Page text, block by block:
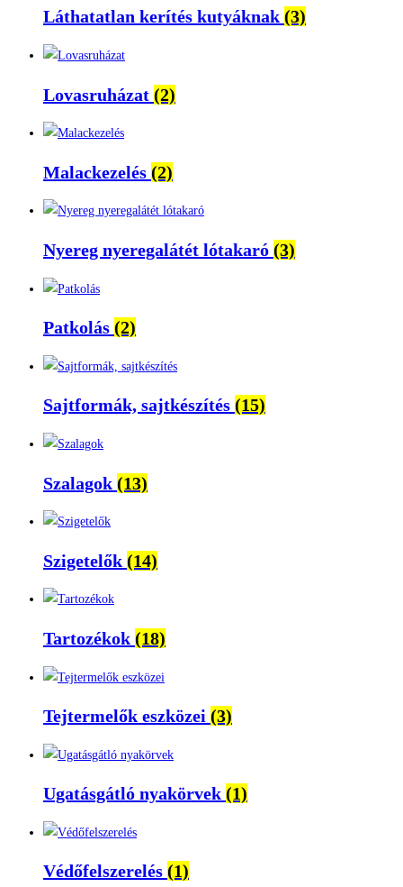
Láthatatlan kerítés kutyáknak (3)
Lovasruházat (2)
Malackezelés (2)
Nyereg nyeregalátét lótakaró (3)
Patkolás (2)
Sajtformák, sajtkészítés (15)
Szalagok (13)
Szigetelők (14)
Tartozékok (18)
Tejtermelők eszközei (3)
Ugatásgátló nyakörvek (1)
Védőfelszerelés (1)